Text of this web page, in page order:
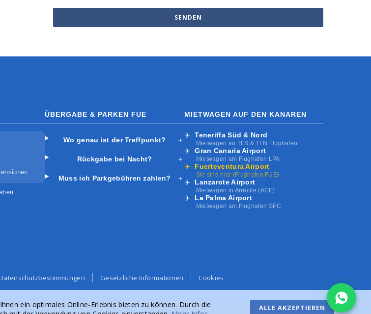
SENDEN
ÜBERGABE & PARKEN FUE
Wo genau ist der Treffpunkt? ＋
Rückgabe bei Nacht? ＋
Muss ich Parkgebühren zahlen? ＋
MIETWAGEN AUF DEN KANAREN
✈️ Teneriffa Süd & Nord
Mietwagen an TFS & TFN Flughäfen
✈️ Gran Canaria Airport
Mietwagen am Flughafen LPA
✈️ Fuerteventura Airport
Sie sind hier (Flughafen FUE)
✈️ Lanzarote Airport
Mietwagen in Arrecife (ACE)
✈️ La Palma Airport
Mietwagen am Flughafen SPC
Gesetzliche Informationen Cookies
ein optimales Online-Erlebnis bieten zu können. Durch die
ALLE AKZEPTIEREN